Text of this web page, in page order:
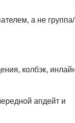
а не группа/
колбэк,
апдейт и